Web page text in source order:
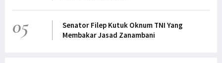
05
Senator Filep Kutuk Oknum TNI Yang
Membakar Jasad Zanambani